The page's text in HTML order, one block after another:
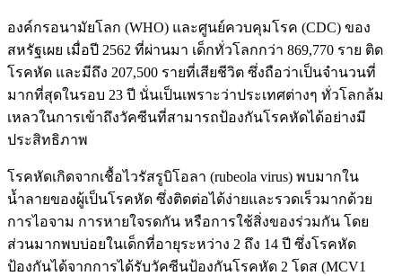
องค์กรอนามัยโลก (WHO) และศูนย์ควบคุมโรค (CDC) ของ
สหรัฐเผย เมื่อปี 2562 ที่ผ่านมา เด็กทั่วโลกกว่า 869,770 ราย ติด
โรคหัด และมีถึง 207,500 รายที่เสียชีวิต ซึ่งถือว่าเป็นจำนวนที่
มากที่สุดในรอบ 23 ปี นั่นเป็นเพราะว่าประเทศต่างๆ ทั่วโลกล้ม
เหลวในการเข้าถึงวัคซีนที่สามารถป้องกันโรคหัดได้อย่างมี
ประสิทธิภาพ
โรคหัดเกิดจากเชื้อไวรัสรูบิโอลา (rubeola virus) พบมากใน
น้ำลายของผู้เป็นโรคหัด ซึ่งติดต่อได้ง่ายและรวดเร็วมากด้วย
การไอจาม การหายใจรดกัน หรือการใช้สิ่งของร่วมกัน โดย
ส่วนมากพบบ่อยในเด็กที่อายุระหว่าง 2 ถึง 14 ปี ซึ่งโรคหัด
ป้องกันได้จากการได้รับวัคซีนป้องกันโรคหัด 2 โดส (MCV1